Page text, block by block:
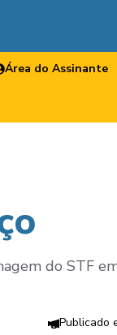
Área do Assinante
do STF